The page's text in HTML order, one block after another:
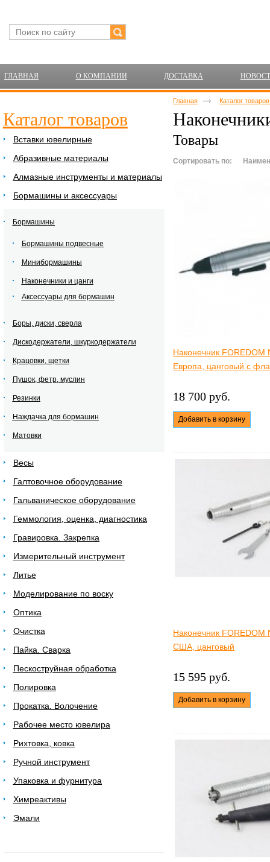
ГЛАВНАЯ О КОМПАНИИ ДОСТАВКА
Каталог товаров
Вставки ювелирные
Абразивные материалы
Алмазные инструменты и материалы
Бормашины и аксессуары
Бормашины
Бормашины подвесные
Минибормашины
Наконечники и цанги
Аксессуары для бормашин
Боры, диски, сверла
Дискодержатели, шкуркодержатели
Крацовки, щетки
Пушок, фетр, муслин
Резинки
Наждачка для бормашин
Матовки
Весы
Галтовочное оборудование
Гальваническое оборудование
Геммология, оценка, диагностика
Гравировка. Закрепка
Измерительный инструмент
Литье
Моделирование по воску
Оптика
Очистка
Пайка. Сварка
Пескоструйная обработка
Полировка
Прокатка. Волочение
Рабочее место ювелира
Рихтовка, ковка
Ручной инструмент
Упаковка и фурнитура
Химреактивы
Эмали
Главная Каталог
Товары
Сортировать по:
Наконечник FOREDOM
Европа, цанговый с
18 700 руб.
Добавить в корзину
Наконечник FOREDOM
США, цанговый
15 595 руб.
Добавить в корзину